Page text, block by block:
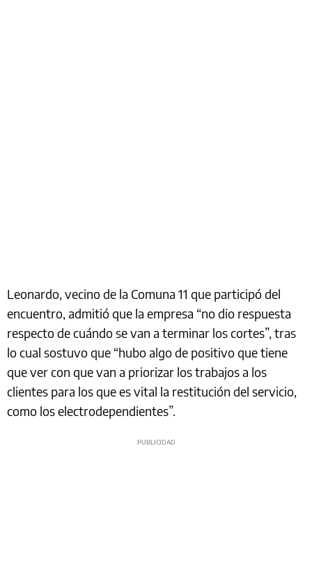
Leonardo, vecino de la Comuna 11 que participó del
encuentro, admitió que la empresa “no dio respuesta
respecto de cuándo se van a terminar los cortes”, tras
lo cual sostuvo que “hubo algo de positivo que tiene
que ver con que van a priorizar los trabajos a los
clientes para los que es vital la restitución del servicio,
como los electrodependientes”.